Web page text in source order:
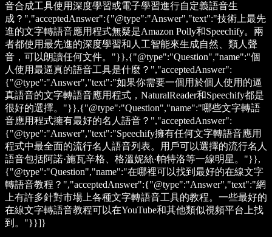
音合成工具使用深度學習或電子學習進行自定義語音生
成？","acceptedAnswer":{"@type":"Answer","text":"技術上最先
進的文字轉語音應用程式無疑是Amazon Polly和Speechify。兩
者都使用最先進的深度學習和人工智能來生成自然、類人聲
音，可以朗讀任何文件。"}},{"@type":"Question","name":"個
人使用最逼真的語音工具是什麼？","acceptedAnswer":
{"@type":"Answer","text":"如果你需要一個用於個人使用的逼
真語音的文字轉語音應用程式，NaturalReader和Speechify都是
很好的選擇。"}},{"@type":"Question","name":"哪些文字轉語
音應用程式擁有最好的名人語音？","acceptedAnswer":
{"@type":"Answer","text":"Speechify擁有任何文字轉語音應用
程式中最全面的流行名人語音列表。用戶可以選擇的流行名人
語音包括阿諾·施瓦辛格、格溫妮絲·帕特洛等一線明星。"}},
{"@type":"Question","name":"在哪裡可以找到最好的在線文字
轉語音教程？","acceptedAnswer":{"@type":"Answer","text":"網
上有許多針對市場上各種文字轉語音工具的教程。一些最好的
在線文字轉語音教程可以在YouTube和其他類似視頻平台上找
到。"}}]}